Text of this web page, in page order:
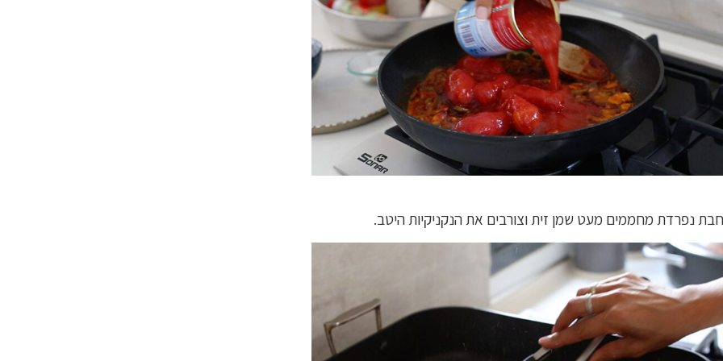
נפרדת מחממים מעט שמן זית וצורבים את הנקניקיות היטב.